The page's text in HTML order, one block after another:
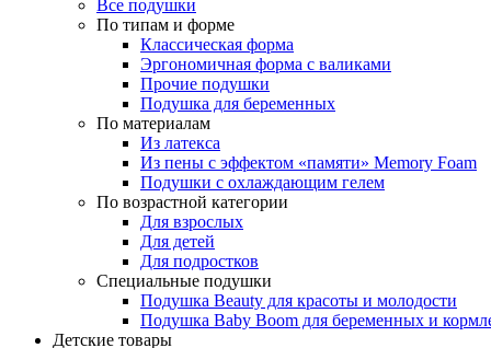
Все подушки
По типам и форме
Классическая форма
Эргономичная форма с валиками
Прочие подушки
Подушка для беременных
По материалам
Из латекса
Из пены с эффектом «памяти» Memory Foam
Подушки с охлаждающим гелем
По возрастной категории
Для взрослых
Для детей
Для подростков
Специальные подушки
Подушка Beauty для красоты и молодости
Подушка Baby Boom для беременных и
Детские товары